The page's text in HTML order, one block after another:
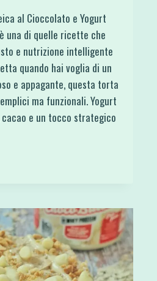
al Cioccolato e Yogurt
una di quelle ricette che
e nutrizione intelligente
quando hai voglia di un
e appagante, questa torta
ma funzionali. Yogurt
cacao e un tocco strategico